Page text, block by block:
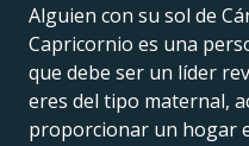
Alguien con su sol de
Capricornio es una
que debe ser un líder
eres del tipo maternal,
proporcionar un hogar